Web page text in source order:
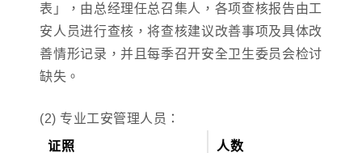
表」，由总经理任总召集人，各项查核报告由工
安人员进行查核，将查核建议改善事项及具体改
善情形记录，并且每季召开安全卫生委员会检讨
缺失。
(2) 专业工安管理人员：
证照
人数